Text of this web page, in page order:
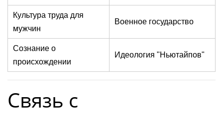
Культура труда для
мужчин
Военное государство
Сознание о
происхождении
Идеология "Ньютайпов"
Связь с